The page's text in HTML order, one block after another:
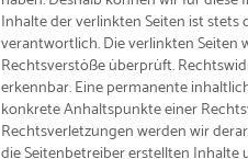
Inhalte der verlinkten Seiten ist stets
verantwortlich. Die verlinkten
Rechtsverstöße überprüft.
erkennbar. Eine permanente
konkrete Anhaltspunkte einer
Rechtsverletzungen werden wir
die Seitenbetreiber erstellten Inhalte